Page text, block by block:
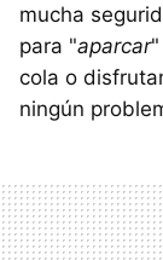
mucha
para "aparcar"
cola o
ningún